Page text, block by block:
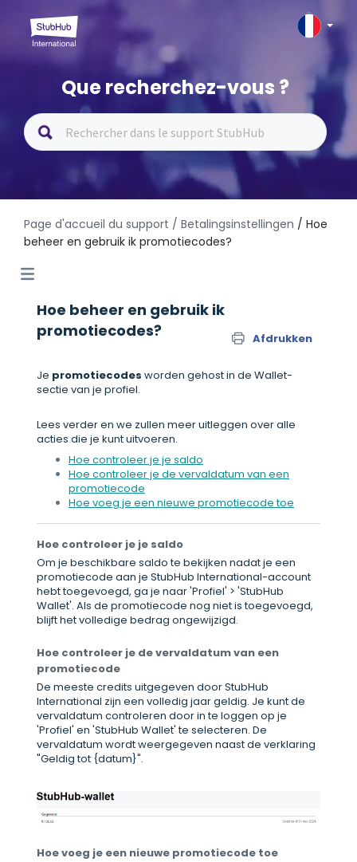
Que recherchez-vous ?
Page d'accueil du support / Betalingsinstellingen / Hoe
beheer en gebruik ik promotiecodes?
Hoe beheer en gebruik ik
promotiecodes?
Afdrukken
Je promotiecodes worden gehost in de Wallet-
sectie van je profiel.
Lees verder en we zullen meer uitleggen over alle
acties die je kunt uitvoeren.
Hoe controleer je je saldo
Hoe controleer je de vervaldatum van een
promotiecode
Hoe voeg je een nieuwe promotiecode toe
Hoe controleer je je saldo
Om je beschikbare saldo te bekijken nadat je een
promotiecode aan je StubHub International-account
hebt toegevoegd, ga je naar 'Profiel' > 'StubHub
Wallet'. Als de promotiecode nog niet is toegevoegd,
blijft het volledige bedrag ongewijzigd.
Hoe controleer je de vervaldatum van een
promotiecode
De meeste credits uitgegeven door StubHub
International zijn een volledig jaar geldig. Je kunt de
vervaldatum controleren door in te loggen op je
'Profiel' en 'StubHub Wallet' te selecteren. De
vervaldatum wordt weergegeven naast de verklaring
"Geldig tot {datum}".
Hoe voeg je een nieuwe promotiecode toe